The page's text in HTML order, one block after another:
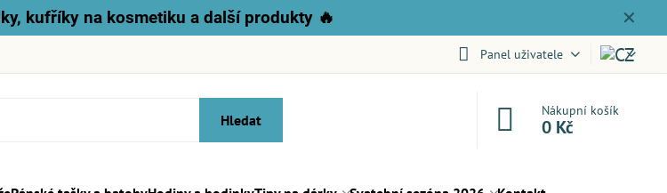
✕
kufříky na kosmetiku a další produkty 🔥
Panel uživatele
Hledat
Nákupní košík
0 Kč